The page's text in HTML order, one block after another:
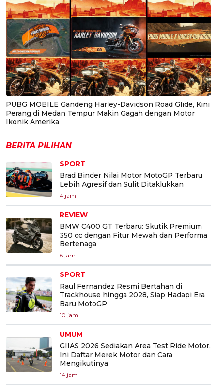
PUBG MOBILE Gandeng Harley-Davidson Road Glide, Kini
Perang di Medan Tempur Makin Gagah dengan Motor
Ikonik Amerika
BERITA PILIHAN
SPORT
Brad Binder Nilai Motor MotoGP Terbaru
Lebih Agresif dan Sulit Ditaklukkan
4 jam
REVIEW
BMW C400 GT Terbaru: Skutik Premium
350 cc dengan Fitur Mewah dan Performa
Bertenaga
6 jam
SPORT
Raul Fernandez Resmi Bertahan di
Trackhouse hingga 2028, Siap Hadapi Era
Baru MotoGP
10 jam
UMUM
GIIAS 2026 Sediakan Area Test Ride Motor,
Ini Daftar Merek Motor dan Cara
Mengikutinya
14 jam